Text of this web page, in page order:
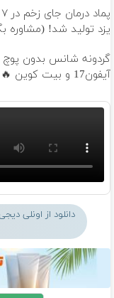
یزد تولید شد! (مشاوره
آیفون17 و بیت کوین 🔥
دانلود از اونلی